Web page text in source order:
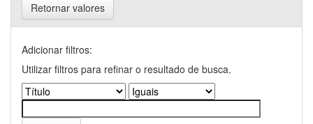
Retornar valores
Adicionar filtros:
Utilizar filtros para refinar o resultado de busca.